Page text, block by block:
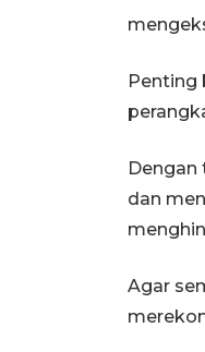
Penting
dan
Agar